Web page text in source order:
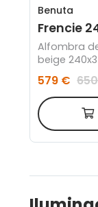
Benuta
Frencie
Alfombra
beige
579 €